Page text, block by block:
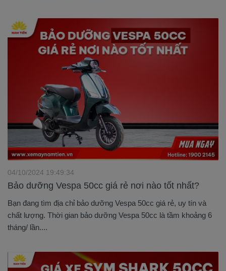
Bảo dưỡng Vespa 50cc giá rẻ nơi nào tốt nhất?
04/10/2024 19:49:34
Bạn đang tìm địa chỉ bảo dưỡng Vespa 50cc giá rẻ, uy tín và
chất lượng. Thời gian bảo dưỡng Vespa 50cc là tầm khoảng 6
tháng/ lần....